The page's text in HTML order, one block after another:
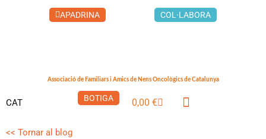
APADRINA COL·LABORA
Associació de Familiars i Amics de Nens Oncològics de Catalunya
CAT BOTIGA 0,00€Cistella
<< Tornar al blog